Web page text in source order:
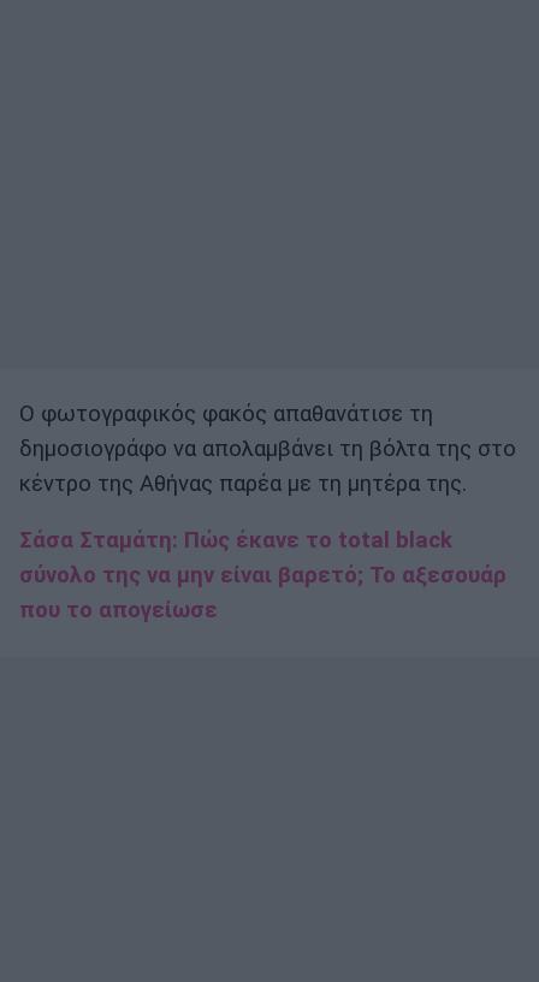
Ο φωτογραφικός φακός απαθανάτισε τη
δημοσιογράφο να απολαμβάνει τη βόλτα της στο
κέντρο της Αθήνας παρέα με τη μητέρα της.
Σάσα Σταμάτη: Πώς έκανε το total black
σύνολο της να μην είναι βαρετό; Το αξεσουάρ
που το απογείωσε